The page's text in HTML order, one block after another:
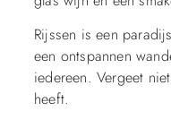
Rijssen is een
een ontspannen
iedereen. Vergeet
heeft.